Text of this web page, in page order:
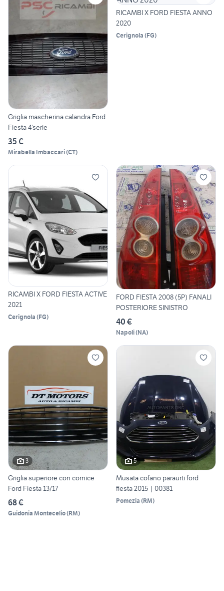
Griglia mascherina calandra Ford
Fiesta 4’serie
35 €
Mirabella Imbaccari(CT)
RICAMBI X FORD FIESTA ANNO
2020
Cerignola (FG)
RICAMBI X FORD FIESTA ACTIVE
2021
Cerignola (FG)
FORD FIESTA 2008 (5P) FANALI
POSTERIORE SINISTRO
40 €
Napoli(NA)
3
Griglia superiore con cornice
Ford Fiesta 13/17
68 €
Guidonia Montecelio(RM)
5
Musata cofano paraurti ford
fiesta 2015 | 00381
Pomezia (RM)